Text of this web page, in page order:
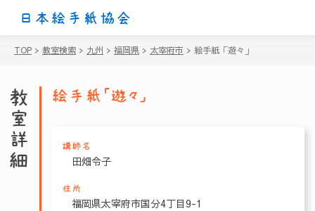
日本絵手紙協会
TOP > 教室検索 > 九州 > 福岡県 > 太宰府市 > 絵手紙「遊々」
教室詳細 絵手紙「遊々」
講師名
田畑令子
住所
福岡県太宰府市国分4丁目9-1